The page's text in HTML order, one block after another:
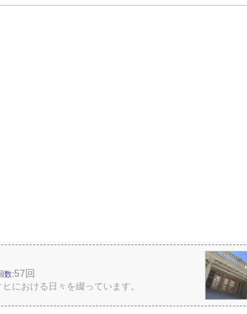
数 57回
における日々を綴っています。